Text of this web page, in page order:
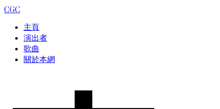
CGC
主頁
演出者
歌曲
關於本網